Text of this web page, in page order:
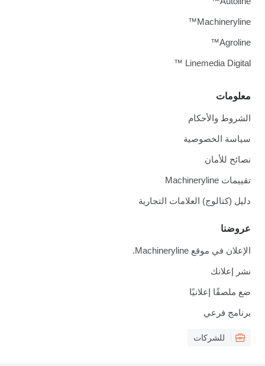
معلومات
الشروط والأحكام
سياسة الخصوصية
نصائح للأمان
تقييمات Machineryline
دليل (كتالوج) العلامات التجارية
عروضنا
الإعلان في موقع Machineryline.
نشر إعلانك
ضع ملصقًا إعلانيًا
برنامج فرعي
للشركات
Machineryline™
Agroline™
Linemedia Digital ™